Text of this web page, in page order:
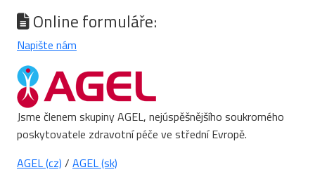
Online formuláře:
Napište nám
Jsme členem skupiny AGEL, nejúspěšnějšího soukromého
poskytovatele zdravotní péče ve střední Evropě.
AGEL (cz) / AGEL (sk)